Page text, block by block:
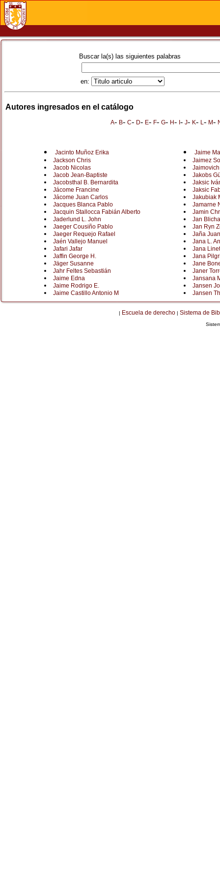
Buscar la(s) las siguientes palabras
en:
Autores ingresados en el catálogo
A- B- C- D- E- F- G- H- - J- K- L- M-
Jacinto Muñoz Erika
Jackson Chris
Jacob Nicolas
Jacob Jean-Baptiste
Jacobsthal B. Bernardita
Jácome Francine
Jácome Juan Carlos
Jacques Blanca Pablo
Jacquin Stallocca Fabián Alberto
Jaderlund L. John
Jaeger Cousiño Pablo
Jaeger Requejo Rafael
Jaén Vallejo Manuel
Jafari Jafar
Jaffin George H.
Jäger Susanne
Jahr Feltes Sebastián
Jaime Edna
Jaime Rodrigo E.
Jaime Castillo Antonio M
Jaime
Jaimez
Jakobs
Jaksic
Jaksic
Jakubiak
Jamarne
Jamin
Jan
Jan Ryn
Jaña
Jana L.
Jana
Jana
Jane
Janer
Jansana
Jansen
Jansen
| Escuela de derecho | Sistema de